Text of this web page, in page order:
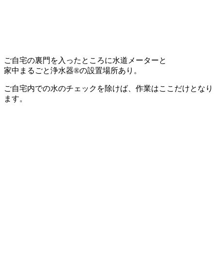
ご自宅の裏門を入ったところに水道メーターと
家中まるごと浄水器®の設置場所あり。
ご自宅内での水のチェックを除けば、作業はここだけとなり
ます。